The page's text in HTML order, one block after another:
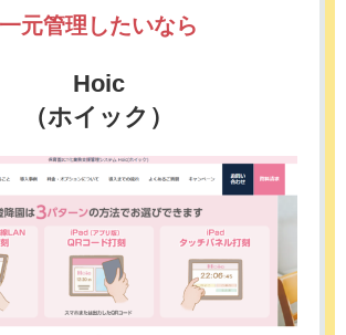
一元管理したいなら
Hoic
（ホイック）